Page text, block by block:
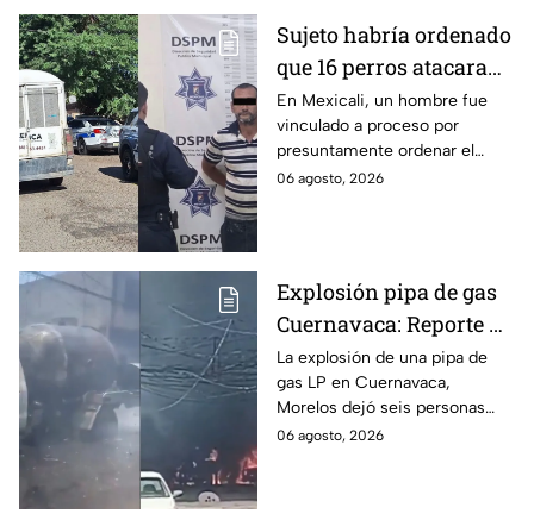
Sujeto habría ordenado
que 16 perros atacaran
a su hermana con
discapacidad en
Mexicali, BC
En Mexicali, un hombre fue
vinculado a proceso por
presuntamente ordenar el
ataque de 16 perros contra su
06 agosto, 2026
Explosión pipa de gas
Cuernavaca: Reporte de
víctimas tras estallido
en Morelos
La explosión de una pipa de
gas LP en Cuernavaca,
Morelos dejó seis personas
hospitalizadas. IMSS informó
06 agosto, 2026